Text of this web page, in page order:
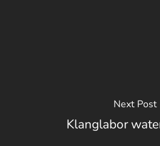
Next Post
Klanglabor